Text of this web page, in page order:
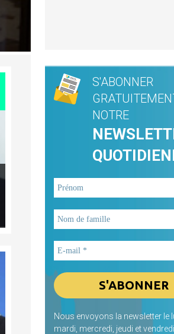
S'ABONNER
NOTRE
Nous envoyons la newsletter le
mardi, mercredi, jeudi et vendredi